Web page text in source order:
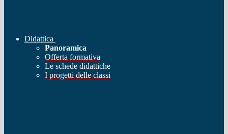
Didattica
Panoramica
Offerta formativa
Le schede didattiche
I progetti delle classi